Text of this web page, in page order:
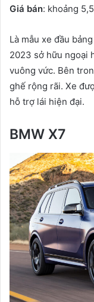
Giá bán: khoảng
Là mẫu xe đầu
2023 sở hữu ngoại
vuông vức. Bên
ghế rộng rãi. Xe
hỗ trợ lái hiện đại.
BMW X7